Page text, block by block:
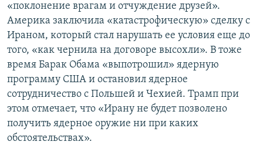
«поклонение врагам и отчуждение друзей».
Америка заключила «катастрофическую» сделку с
Ираном, который стал нарушать ее условия еще до
того, «как чернила на договоре высохли». В тоже
время Барак Обама «выпотрошил» ядерную
программу США и остановил ядерное
сотрудничество с Польшей и Чехией. Трамп при
этом отмечает, что «Ирану не будет позволено
получить ядерное оружие ни при каких
обстоятельствах».